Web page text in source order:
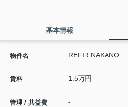
基本情報
物件名 REFIR NAKANO
賃料 1.5万円
管理 / 共益費 -